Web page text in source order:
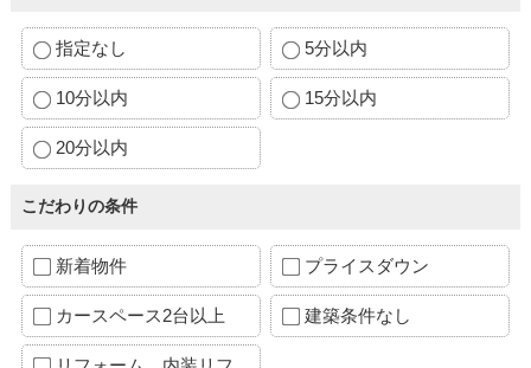
指定なし 5分以内
10分以内 15分以内
20分以内
こだわりの条件
新着物件 プライスダウン
カースペース2台以上 建築条件なし